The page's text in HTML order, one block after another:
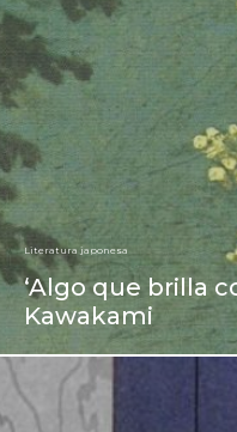
Literatura japonesa
‘Algo que brilla
Kawakami